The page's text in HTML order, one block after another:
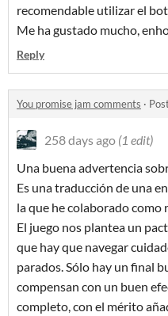
recomendable utilizar el
Me ha gustado mucho,
Reply
You promise jam comments ·
258 days ago (1 edit)
Una buena advertencia
Es una traducción de una
la que he colaborado como
El juego nos plantea un
que hay que navegar
parados. Sólo hay un final
compensan con un buen
completo, con el mérito